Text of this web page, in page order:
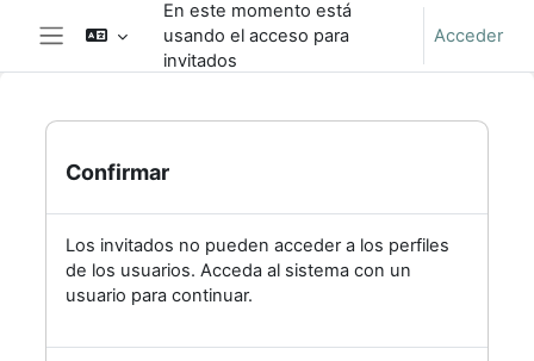
Salta al contenido principalEn este momento está
usando el acceso para
invitados
Acceder
Confirmar
Los invitados no pueden acceder a los perfiles
de los usuarios. Acceda al sistema con un
usuario para continuar.